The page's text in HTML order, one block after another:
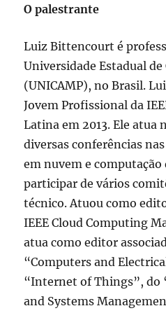
O palestrante
Luiz Bittencourt é
Universidade Estadual de
(UNICAMP), no Brasil.
Jovem Profissional da
Latina em 2013. Ele atua
diversas conferências
em nuvem e computação
participar de vários
técnico. Atuou como
IEEE Cloud Computing
atua como editor
“Computers and
“Internet of Things”, do
and Systems